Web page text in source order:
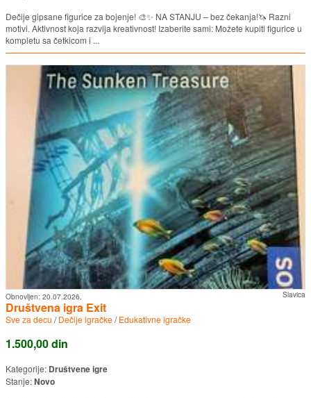
Dečije gipsane figurice za bojenje! 🎨✨ NA STANJU – bez čekanja!🦄 Razni
motivi. Aktivnost koja razvija kreativnost! Izaberite sami: Možete kupiti figurice u
kompletu sa četkicom i ...
Slavica
Obnovljen: 20.07.2026.
Društvena igra Exit
Sve za decu /Dečije igračke/Edukativne igračke
1.500,00 din
Kategorije: Društvene igre
Stanje:Novo